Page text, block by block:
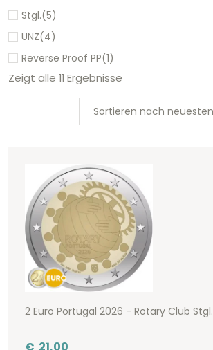
Stgl.(5)
UNZ(4)
Reverse Proof PP(1)
Zeigt alle 11 Ergebnisse
2 Euro Portugal 2026 - Rotary Club Stgl.
€ 21,00